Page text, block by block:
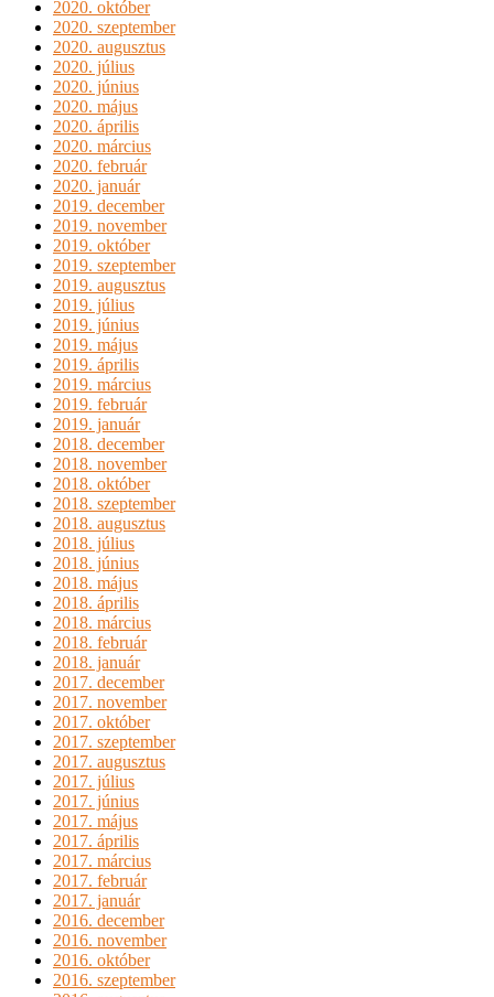
2020. október
2020. szeptember
2020. augusztus
2020. július
2020. június
2020. május
2020. április
2020. március
2020. február
2020. január
2019. december
2019. november
2019. október
2019. szeptember
2019. augusztus
2019. július
2019. június
2019. május
2019. április
2019. március
2019. február
2019. január
2018. december
2018. november
2018. október
2018. szeptember
2018. augusztus
2018. július
2018. június
2018. május
2018. április
2018. március
2018. február
2018. január
2017. december
2017. november
2017. október
2017. szeptember
2017. augusztus
2017. július
2017. június
2017. május
2017. április
2017. március
2017. február
2017. január
2016. december
2016. november
2016. október
2016. szeptember